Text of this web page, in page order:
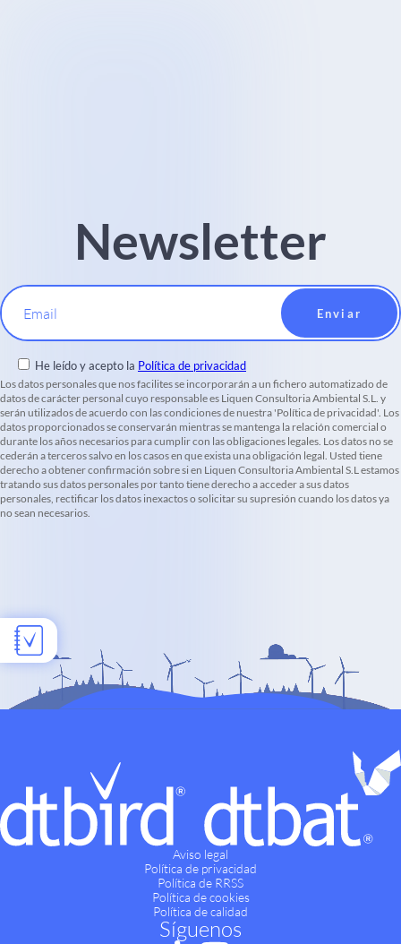
Newsletter
Email
He leído y acepto la Política de privacidad
Los datos personales que nos facilites se incorporarán a un fichero automatizado de
datos de carácter personal cuyo responsable es Liquen Consultoria Ambiental S.L. y
serán utilizados de acuerdo con las condiciones de nuestra 'Política de privacidad'. Los
datos proporcionados se conservarán mientras se mantenga la relación comercial o
durante los años necesarios para cumplir con las obligaciones legales. Los datos no se
cederán a terceros salvo en los casos en que exista una obligación legal. Usted tiene
derecho a obtener confirmación sobre si en Liquen Consultoria Ambiental S.L estamos
tratando sus datos personales por tanto tiene derecho a acceder a sus datos
personales, rectificar los datos inexactos o solicitar su supresión cuando los datos ya
no sean necesarios.
Aviso legal
Política de privacidad
Política de RRSS
Política de cookies
Política de calidad
Síguenos